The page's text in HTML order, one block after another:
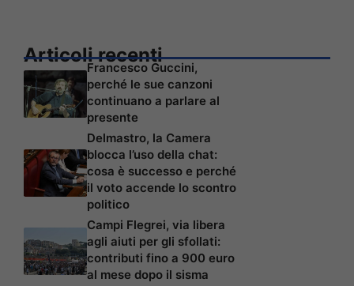
Articoli recenti
Francesco Guccini,
perché le sue canzoni
continuano a parlare al
presente
Delmastro, la Camera
blocca l’uso della chat:
cosa è successo e perché
il voto accende lo scontro
politico
Campi Flegrei, via libera
agli aiuti per gli sfollati:
contributi fino a 900 euro
al mese dopo il sisma